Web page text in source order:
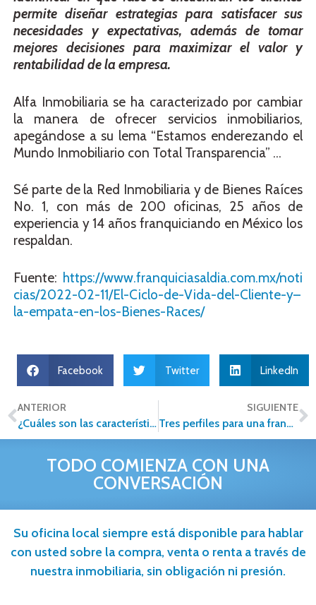
permite diseñar estrategias para satisfacer sus
necesidades y expectativas, además de tomar
mejores decisiones para maximizar el valor y
rentabilidad de la empresa.
Alfa Inmobiliaria se ha caracterizado por cambiar
la manera de ofrecer servicios inmobiliarios,
apegándose a su lema “Estamos enderezando el
Mundo Inmobiliario con Total Transparencia” …
Sé parte de la Red Inmobiliaria y de Bienes Raíces
No. 1, con más de 200 oficinas, 25 años de
experiencia y 14 años franquiciando en México los
respaldan.
Fuente: https://www.franquiciasaldia.com.mx/noti
cias/2022-02-11/El-Ciclo-de-Vida-del-Cliente-y–
la-empata-en-los-Bienes-Races/
Facebook Twitter LinkedIn
ANTERIOR
¿Cuáles son las características de un líder emprendedor que quiere dedicarse al mundo inmobiliario?
SIGUIENTE
Tres perfiles para una franquicia Inmobiliaria
TODO COMIENZA CON UNA
CONVERSACIÓN
Su oficina local siempre está disponible para hablar
con usted sobre la compra, venta o renta a través de
nuestra inmobiliaria, sin obligación ni presión.